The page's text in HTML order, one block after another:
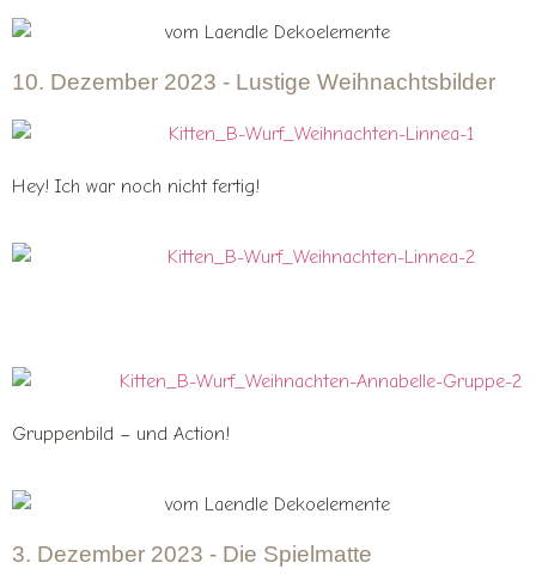
10. Dezember 2023 - Lustige Weihnachtsbilder
Hey! Ich war noch nicht fertig!
Gruppenbild – und Action!
3. Dezember 2023 - Die Spielmatte